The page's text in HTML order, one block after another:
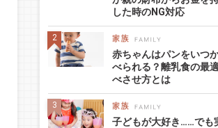
した時のNG対応
赤ちゃんはパンをいつ
べられる？離乳食の最
べさせ方とは
子どもが大好き……でも